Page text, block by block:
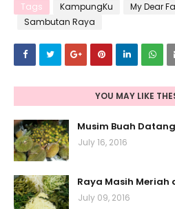
Tags KampungKu My Dear
Sambutan Raya
YOU MAY LIKE
Musim Buah
July 16, 2016
Raya Masih
July 09, 2016